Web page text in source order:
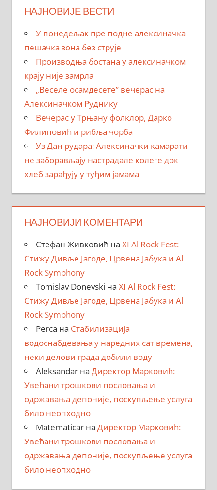
НАЈНОВИЈЕ ВЕСТИ
У понедељак пре подне алексиначка
пешачка зона без струје
Производња бостана у алексиначком
крају није замрла
„Веселе осамдесете” вечерас на
Алексиначком Руднику
Вечерас у Трњану фолклор, Дарко
Филиповић и рибља чорба
Уз Дан рудара: Алексиначки камарати
не заборављају настрадале колеге док
хлеб зарађују у туђим јамама
НАЈНОВИЈИ КОМЕНТАРИ
Стефан Живковић на XI Al Rock Fest:
Стижу Дивље Јагоде, Црвена Јабука и Al
Rock Symphony
Tomislav Donevski на XI Al Rock Fest:
Стижу Дивље Јагоде, Црвена Јабука и Al
Rock Symphony
Perca на Стабилизација
водоснабдевања у наредних сат времена,
неки делови града добили воду
Aleksandarна Директор Марковић:
Увећани трошкови пословања и
одржавања депоније, поскупљење услуга
било неопходно
Matematicarна Директор Марковић:
Увећани трошкови пословања и
одржавања депоније, поскупљење услуга
било неопходно